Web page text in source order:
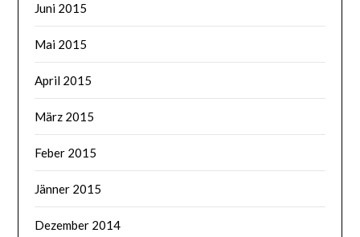
Juni 2015
Mai 2015
April 2015
März 2015
Feber 2015
Jänner 2015
Dezember 2014